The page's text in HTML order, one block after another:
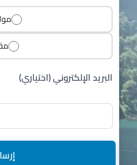
البريد الإلكتروني (اختياري)